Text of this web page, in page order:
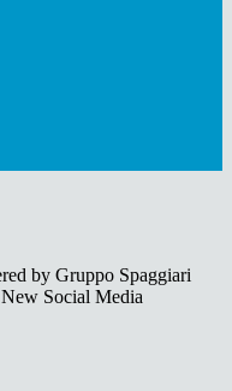
by Gruppo Spaggiari
Social Media